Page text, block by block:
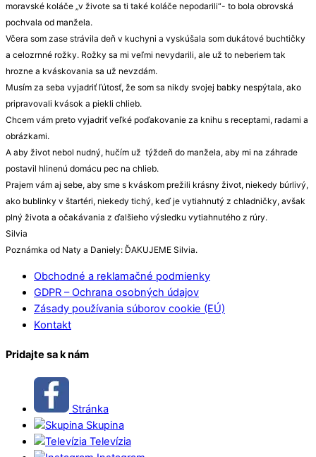
moravské koláče „v živote sa ti také koláče nepodarili“- to bola obrovská
pochvala od manžela.
Včera som zase strávila deň v kuchyni a vyskúšala som dukátové buchtičky
a celozrnné rožky. Rožky sa mi veľmi nevydarili, ale už to neberiem tak
hrozne a kváskovania sa už nevzdám.
Musím za seba vyjadriť ľútosť, že som sa nikdy svojej babky nespýtala, ako
pripravovali kvások a piekli chlieb.
Chcem vám preto vyjadriť veľké poďakovanie za knihu s receptami, radami a
obrázkami.
A aby život nebol nudný, hučím už týždeň do manžela, aby mi na záhrade
postavil hlinenú domácu pec na chlieb.
Prajem vám aj sebe, aby sme s kváskom prežili krásny život, niekedy búrlivý,
ako bublinky v štartéri, niekedy tichý, keď je vytiahnutý z chladničky, avšak
plný života a očakávania z ďalšieho výsledku vytiahnutého z rúry.
Silvia
Poznámka od Naty a Daniely: ĎAKUJEME Silvia.
Obchodné a reklamačné podmienky
GDPR – Ochrana osobných údajov
Zásady používania súborov cookie (EÚ)
Kontakt
Pridajte sa k nám
Stránka
Skupina
Televízia